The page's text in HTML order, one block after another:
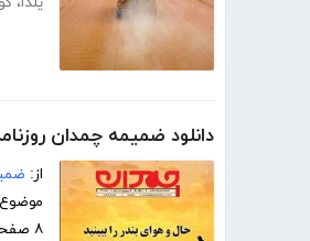
دانلود ضمیمه چمدان
از:
۸ صفحه